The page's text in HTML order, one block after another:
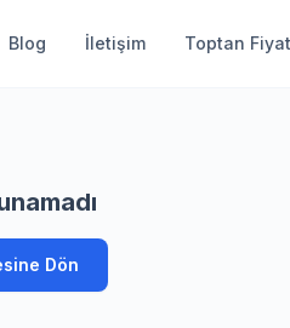
Blog İletişim Toptan
Dön